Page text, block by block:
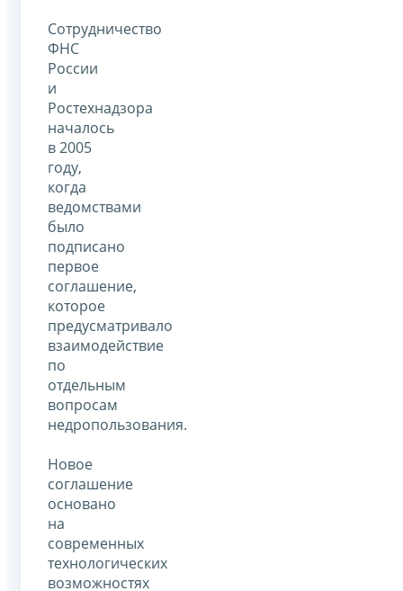
Сотрудничество
ФНС
России
и
Ростехнадзора
началось
в 2005
году,
когда
ведомствами
было
подписано
первое
соглашение,
которое
предусматривало
взаимодействие
по
отдельным
вопросам
недропользования.
Новое
соглашение
основано
на
современных
технологических
возможностях